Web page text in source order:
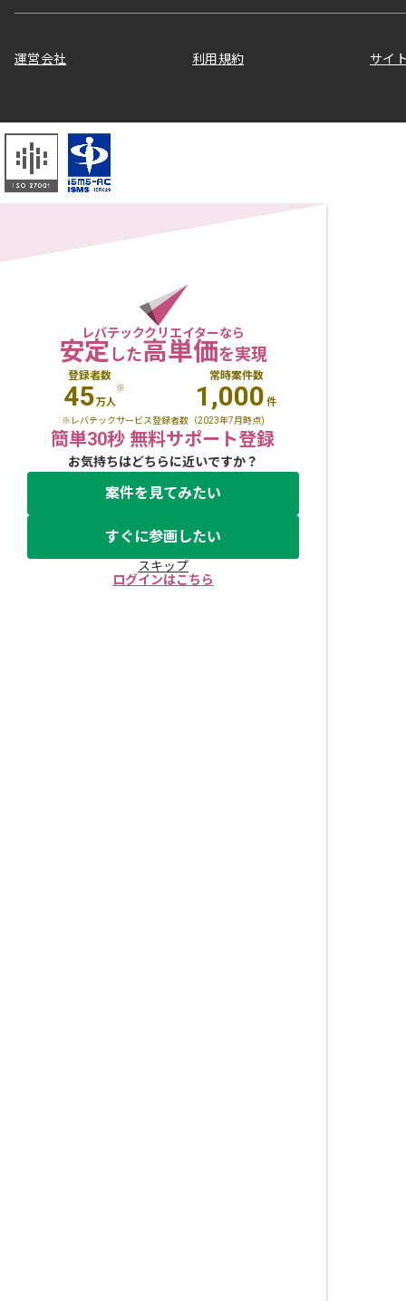
運営会社 利用規約 サイ
レバテッククリエイターなら
安定した高単価を実現
登録者数
45万人
※
常時案件数
1,000 件
※レバテックサービス登録者数（2023年7月時点)
簡単30秒 無料サポート登録
お気持ちはどちらに近いですか？
案件を見てみたい
すぐに参画したい
スキップ
ログインはこちら